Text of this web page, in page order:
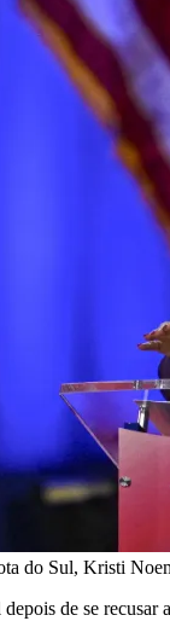
do Sul, Kristi
de se